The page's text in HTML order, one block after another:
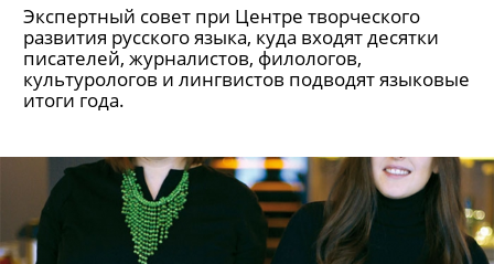
Экспертный совет при Центре творческого
развития русского языка, куда входят десятки
писателей, журналистов, филологов,
культурологов и лингвистов подводят языковые
итоги года.